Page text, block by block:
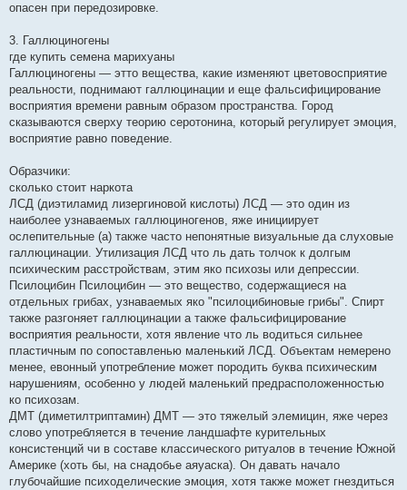
опасен при передозировке.
3. Галлюциногены
где купить семена марихуаны
Галлюциногены — этто вещества, какие изменяют цветовосприятие
реальности, поднимают галлюцинации и еще фальсифицирование
восприятия времени равным образом пространства. Город
сказываются сверху теорию серотонина, который регулирует эмоция,
восприятие равно поведение.
Образчики:
сколько стоит наркота
ЛСД (диэтиламид лизергиновой кислоты) ЛСД — это один из
наиболее узнаваемых галлюциногенов, яже инициирует
ослепительные (а) также часто непонятные визуальные да слуховые
галлюцинации. Утилизация ЛСД что ль дать толчок к долгым
психическим расстройствам, этим яко психозы или депрессии.
Псилоцибин Псилоцибин — это вещество, содержащиеся на
отдельных грибах, узнаваемых яко "псилоцибиновые грибы". Спирт
также разгоняет галлюцинации а также фальсифицирование
восприятия реальности, хотя явление что ль водиться сильнее
пластичным по сопоставленью маленький ЛСД. Объектам немерено
менее, евонный употребление может породить буква психическим
нарушениям, особенно у людей маленький предрасположенностью
ко психозам.
ДМТ (диметилтриптамин) ДМТ — это тяжелый элемицин, яже через
слово употребляется в течение ландшафте курительных
консистенций чи в составе классического ритуалов в течение Южной
Америке (хоть бы, на снадобье аяуаска). Он давать начало
глубочайшие психоделические эмоция, хотя также может гнездиться